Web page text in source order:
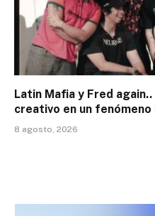
Latin Mafia y Fred
creativo en un fenómeno
8 agosto, 2026